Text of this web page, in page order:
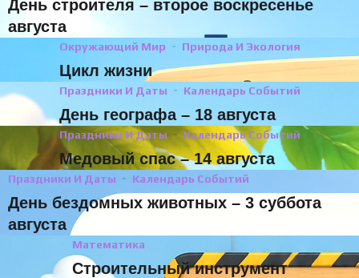
День строителя – второе воскресенье
августа
Окружающий Мир Природа И Экология
Цикл жизни
Праздники И Даты Календарь Событий
День географа – 18 августа
Праздники И Даты Календарь Событий
Медовый спас – 14 августа
Праздники И Даты Календарь Событий
День бездомных животных – 3 суббота
августа
Математика
Строительный инструмент